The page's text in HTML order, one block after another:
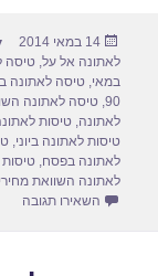
e
b
o
o
k
o
d
o
n
פורסם
בתאריך
14 במאי 2014
לאתונה אל על,טיסה
במאי,טיסה לאתונה
90
,טיסה לאתונה
לאתונה,טיסות
טיסות לאתונה ביוני,
לאתונה בפסח,
לאתונה השוואת
השאירו תגובה